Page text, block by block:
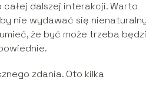
dalszej interakcji. Warto
nie wydawać się
że być może trzeba
zdania. Oto kilka